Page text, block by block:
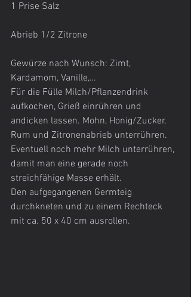
1 Prise Salz
Abrieb 1/2 Zitrone
Gewürze nach Wunsch: Zimt,
Kardamom, Vanille,…
Für die Fülle Milch/Pflanzendrink
aufkochen, Grieß einrühren und
andicken lassen. Mohn, Honig/Zucker,
Rum und Zitronenabrieb unterrühren.
Eventuell noch mehr Milch unterrühren,
damit man eine gerade noch
streichfähige Masse erhält.
Den aufgegangenen Germteig
durchkneten und zu einem Rechteck
mit ca. 50 x 40 cm ausrollen.